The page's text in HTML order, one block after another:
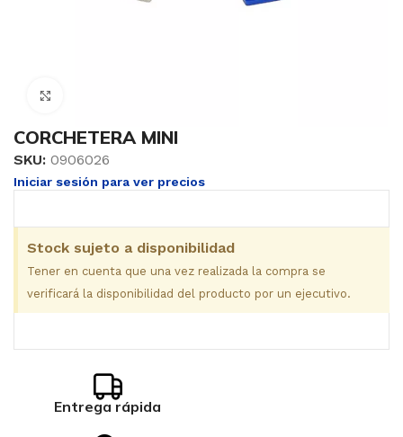
CORCHETERA MINI
SKU: 0906026
Iniciar sesión para ver precios
Stock sujeto a disponibilidad
Tener en cuenta que una vez realizada la compra se
verificará la disponibilidad del producto por un ejecutivo.
Entrega rápida